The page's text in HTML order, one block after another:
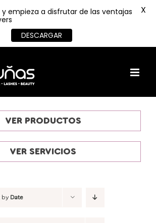
VER PRODUCTOS
VER SERVICIOS
by Date
empieza a disfrutar de las ventajas
DESCARGAR
X